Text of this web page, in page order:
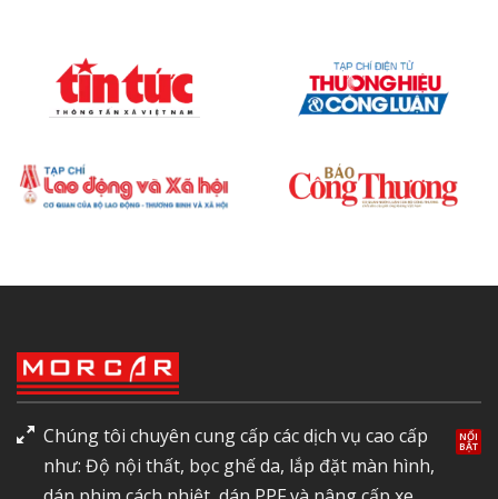
Chúng tôi chuyên cung cấp các dịch vụ cao cấp
như: Độ nội thất, bọc ghế da, lắp đặt màn hình,